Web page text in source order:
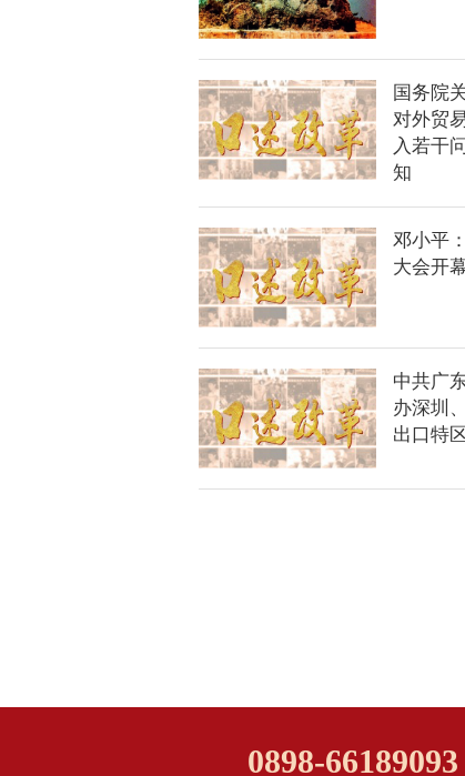
国务院
对外贸
入若干
知
邓小平
大会开
中共广
办深圳
出口特
0898-66189093